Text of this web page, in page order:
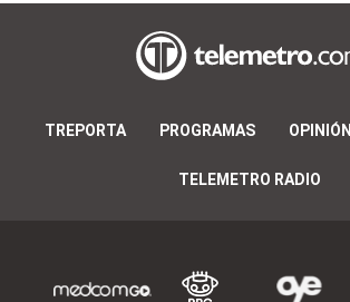
TREPORTA PROGRAMAS OPINIÓN
TELEMETRO RADIO